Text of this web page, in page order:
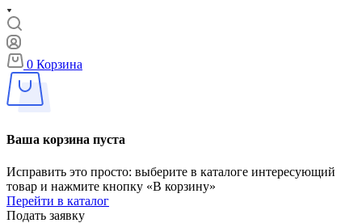
0 Корзина
Ваша корзина пуста
Исправить это просто: выберите в каталоге интересующий
товар и нажмите кнопку «В корзину»
Перейти в каталог
Подать заявку